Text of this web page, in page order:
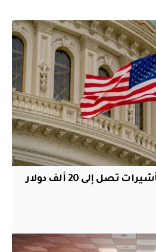
أميركا تقر سندات تأشيرات تصل إلى 20 ألف دولار